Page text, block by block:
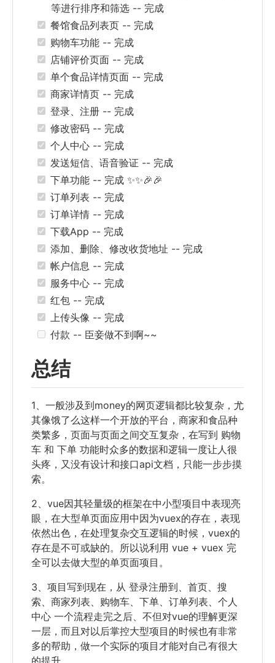
等进行排序和筛选 -- 完成
餐馆食品列表页 -- 完成
购物车功能 -- 完成
店铺评价页面 -- 完成
单个食品详情页面 -- 完成
商家详情页 -- 完成
登录、注册 -- 完成
修改密码 -- 完成
个人中心 -- 完成
发送短信、语音验证 -- 完成
下单功能 -- 完成 ✨✨🎉🎉
订单列表 -- 完成
订单详情 -- 完成
下载App -- 完成
添加、删除、修改收货地址 -- 完成
帐户信息 -- 完成
服务中心 -- 完成
红包 -- 完成
上传头像 -- 完成
付款 -- 臣妾做不到啊~~
总结
1、一般涉及到money的网页逻辑都比较复杂，尤
其像饿了么这样一个开放的平台，商家和食品种
类繁多，页面与页面之间交互复杂，在写到 购物
车 和 下单 功能时众多的数据和逻辑一度让人很
头疼，又没有设计和接口api文档，只能一步步摸
索。
2、vue因其轻量级的框架在中小型项目中表现亮
眼，在大型单页面应用中因为vuex的存在，表现
依然出色，在处理复杂交互逻辑的时候，vuex的
存在是不可或缺的。所以说利用 vue + vuex 完
全可以去做大型的单页面项目。
3、项目写到现在，从 登录注册到、首页、搜
索、商家列表、购物车、下单、订单列表、个人
中心 一个流程走完之后、不但对vue的理解更深
一层，而且对以后掌控大型项目的时候也有非常
多的帮助，做一个实际的项目才能对自己有很大
的提升。